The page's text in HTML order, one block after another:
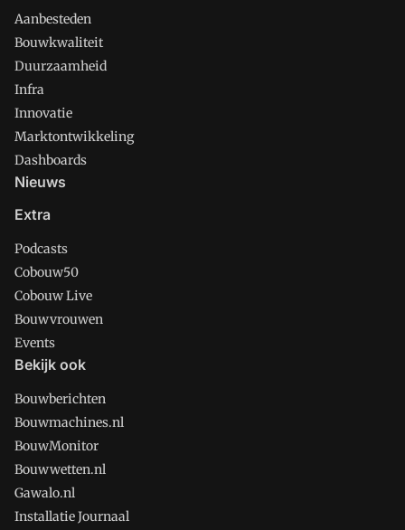
Aanbesteden
Bouwkwaliteit
Duurzaamheid
Infra
Innovatie
Marktontwikkeling
Dashboards
Nieuws
Extra
Podcasts
Cobouw50
Cobouw Live
Bouwvrouwen
Events
Bekijk ook
Bouwberichten
Bouwmachines.nl
BouwMonitor
Bouwwetten.nl
Gawalo.nl
Installatie Journaal